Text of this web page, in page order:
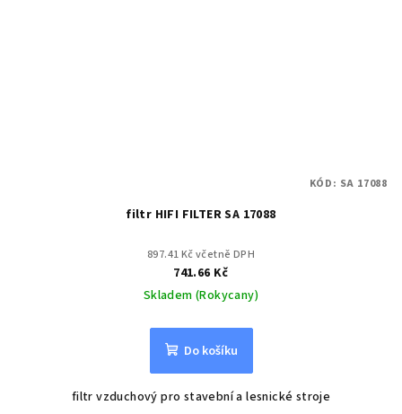
filtr HIFI FILTER SA 17088
897.41 Kč včetně DPH
741.66 Kč
Skladem (Rokycany)
Do košíku
filtr vzduchový pro stavební a lesnické stroje
KÓD: SA 17088